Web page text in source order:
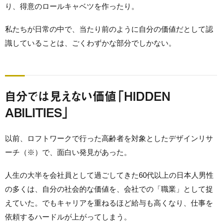
り、得意のロールキャベツを作ったり。
私たちが日常の中で、当たり前のように自分の価値だとして認
識していることは、ごくわずかな部分でしかない。
自分では見えない価値「HIDDEN
ABILITIES」
以前、ロフトワークで行った高齢者を対象としたデザインリサ
ーチ（※）で、面白い発見があった。
人生の大半を会社員として過ごしてきた60代以上の日本人男性
の多くは、自分の社会的な価値を、会社での「職業」として捉
えていた。でもキャリアを重ねるほど給与も高くなり、仕事を
依頼するハードルが上がってしまう。